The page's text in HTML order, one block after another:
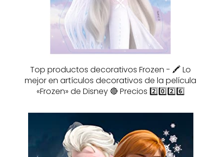
Top productos decorativos Frozen - 🖍️ Lo
mejor en artículos decorativos de la película
«Frozen» de Disney 🔴 Precios 2️⃣0️⃣2️⃣6️⃣